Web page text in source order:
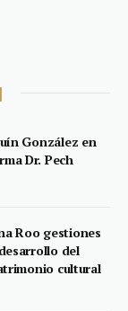
González en
Dr. Pech
Roo gestiones
del
cultural